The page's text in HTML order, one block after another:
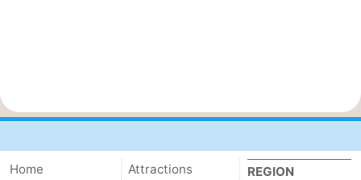
Home
Attractions
REGION